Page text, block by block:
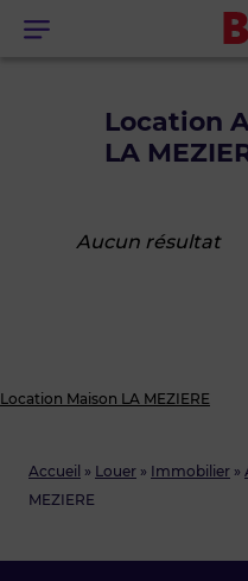
Menu
Accueil » Louer » Immobilier »
MEZIERE
Location
LA
Aucun résultat
Location Maison LA MEZIERE